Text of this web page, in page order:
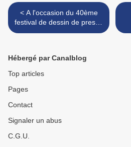
< A l'occasion du 40ème
festival de dessin de presse
et d'humour de St-Just-Le-
Hébergé par Canalblog
Top articles
Pages
Contact
Signaler un abus
C.G.U.